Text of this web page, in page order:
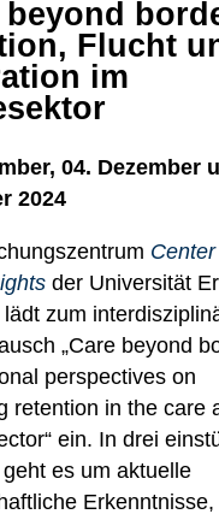
beyond
Flucht
im
04. Dezember
2024
der Universität
zum
„Care beyond
perspectives on
retention in the care
ein. In drei
es um aktuelle
Erkenntnisse,